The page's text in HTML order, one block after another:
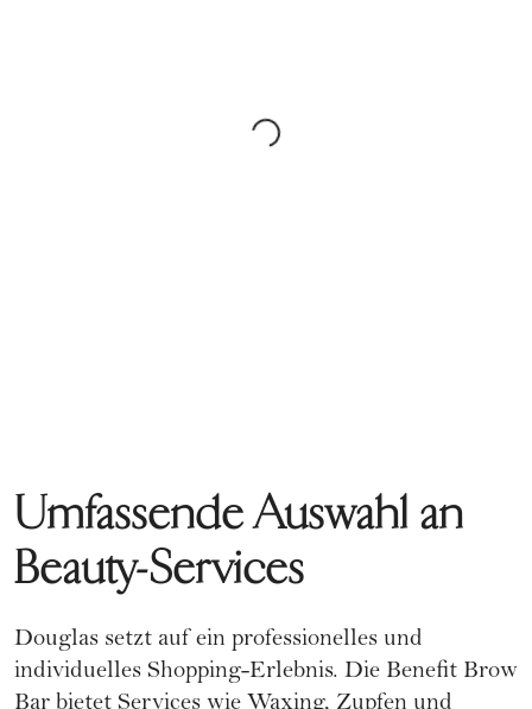
Umfassende Auswahl an
Beauty-Services
Douglas setzt auf ein professionelles und
individuelles Shopping-Erlebnis. Die Benefit Brow